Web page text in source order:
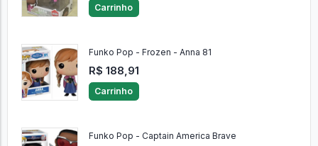
Carrinho
Funko Pop - Frozen - Anna 81
R$ 188,91
Carrinho
Funko Pop - Captain America Brave